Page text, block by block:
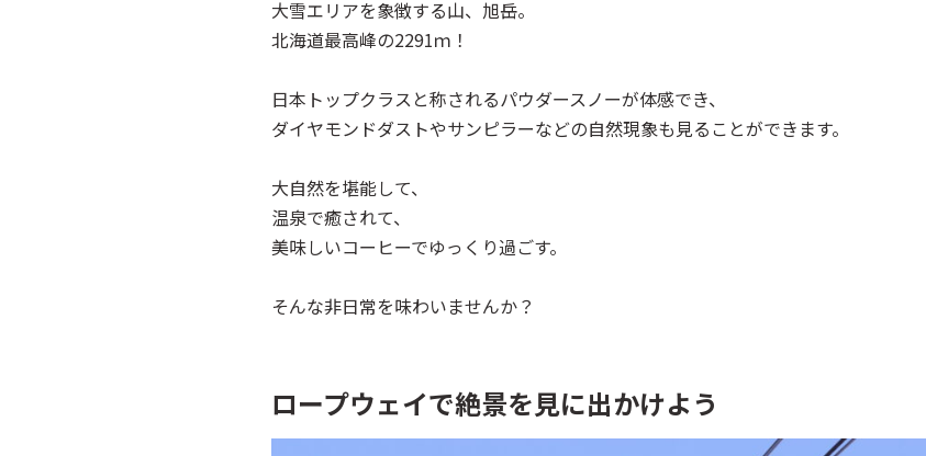
大雪エリアを象徴する山、旭岳。
北海道最高峰の2291ｍ！
日本トップクラスと称されるパウダースノーが体感でき、
ダイヤモンドダストやサンピラーなどの自然現象も見ることができます。
大自然を堪能して、
温泉で癒されて、
美味しいコーヒーでゆっくり過ごす。
そんな非日常を味わいませんか？
ロープウェイで絶景を見に出かけよう